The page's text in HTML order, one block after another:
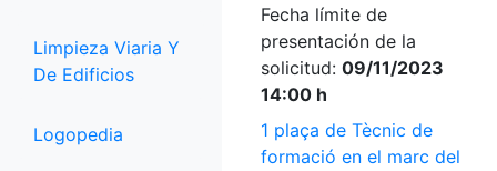
Limpieza Viaria Y
De Edificios
Logopedia
Fecha límite de
presentación de la
solicitud: 09/11/2023
14:00 h
1 plaça de Tècnic de
formació en el marc del